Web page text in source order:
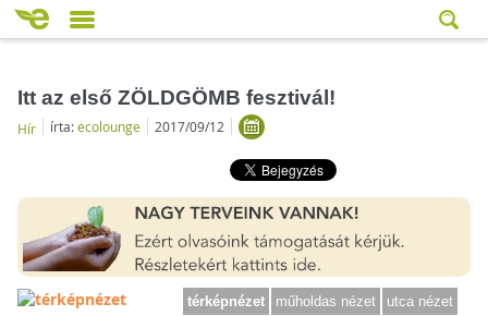
Itt az első ZÖLDGÖMB fesztivál!
Hír írta:ecolounge 2017/09/12
térképnézet műholdas nézet utca nézet